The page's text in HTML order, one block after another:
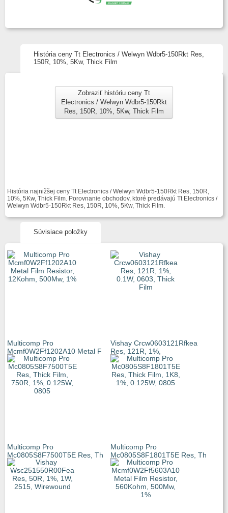
História ceny Tt Electronics / Welwyn Wdbr5-150Rkt Res,
150R, 10%, 5Kw, Thick Film
Zobraziť históriu ceny Tt
Electronics / Welwyn Wdbr5-150Rkt
Res, 150R, 10%, 5Kw, Thick Film
História najnižšej ceny Tt Electronics / Welwyn Wdbr5-150Rkt Res, 150R,
10%, 5Kw, Thick Film. Porovnanie obchodov, ktoré predávajú Tt Electronics /
Welwyn Wdbr5-150Rkt Res, 150R, 10%, 5Kw, Thick Film.
Súvisiace položky
Multicomp Pro
Mcmf0W2Ff1202A10 Metal F
Vishay Crcw0603121Rfkea
Res, 121R, 1%,
Multicomp Pro
Mc0805S8F7500T5E Res, Th
Multicomp Pro
Mc0805S8F1801T5E Res, Th